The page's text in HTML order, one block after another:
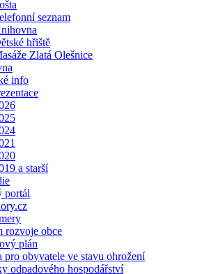
seznam
hřiště
Zlatá Olešnice
info
a starší
portál
rozvoje obce
plán
pro obyvatele ve stavu ohrožení
odpadového hospodářství